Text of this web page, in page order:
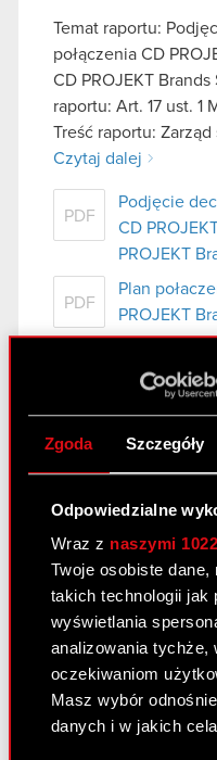
Zgoda Szczegóły
Odpowiedzialne
Wraz z naszymi
Twoje osobiste
takich technologii jak
wyświetlania
analizowania tychże,
oczekiwaniom
Masz wybór
danych i w jakich
Temat raportu:
połączenia CD
CD PROJEKT
raportu: Art. 17 ust. 1
Treść raportu: Zarząd
Czytaj dalej
PDF
Podjęcie
CD
PROJEKT
PDF
Plan
PROJEKT
Raport
ofercie – nabycie
akcji Treść raportu:
S.A. z siedzibą w
PDF Ujawnienie
Raport bieżący